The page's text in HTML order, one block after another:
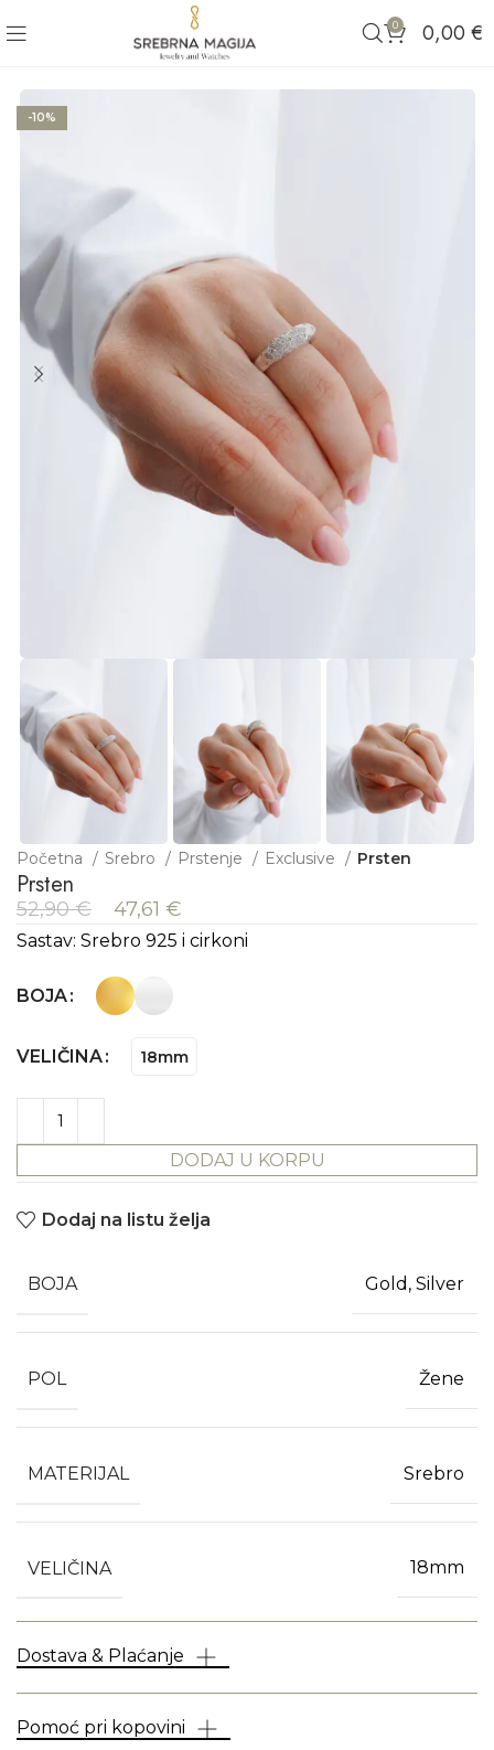
0 0,00 €
-10%
Početna Srebro Prstenje Exclusive Prsten
Prsten
52,90€ 47,61 €
Sastav: Srebro 925 i cirkoni
BOJA
VELIČINA 18mm
DODAJ U KORPU
Dodaj na listu želja
BOJA Gold, Silver
POL Žene
MATERIJAL Srebro
VELIČINA 18mm
Dostava & Plaćanje
Pomoć pri kopovini